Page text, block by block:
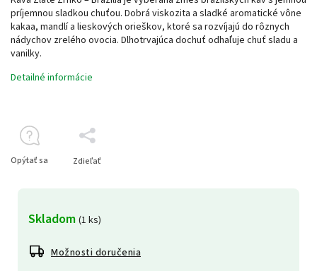
Skladom (1 ks)
Možnosti doručenia
príjemnou sladkou chuťou. Dobrá viskozita a sladké aromatické vône
kakaa, mandlí a lieskových orieškov, ktoré sa rozvíjajú do rôznych
nádychov zrelého ovocia. Dlhotrvajúca dochuť odhaľuje chuť sladu a
vanilky.
Detailné informácie
Opýtať sa Zdieľať